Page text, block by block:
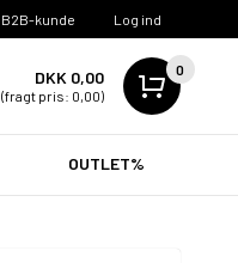
B2B-kunde Log ind
DKK 0,00
(fragt pris: 0,00)
0
OUTLET%